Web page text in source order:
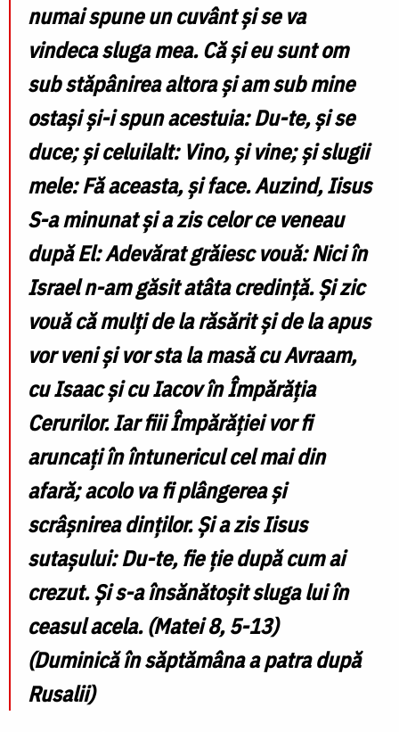
numai spune un cuvânt și se va
vindeca sluga mea. Că și eu sunt om
sub stăpânirea altora și am sub mine
ostași și-i spun acestuia: Du-te, și se
duce; și celuilalt: Vino, și vine; și slugii
mele: Fă aceasta, și face. Auzind, Iisus
S-a minunat și a zis celor ce veneau
după El: Adevărat grăiesc vouă: Nici în
Israel n-am găsit atâta credință. Și zic
vouă că mulți de la răsărit și de la apus
vor veni și vor sta la masă cu Avraam,
cu Isaac și cu Iacov în Împărăția
Cerurilor. Iar fiii Împărăției vor fi
aruncați în întunericul cel mai din
afară; acolo va fi plângerea și
scrâșnirea dinților. Și a zis Iisus
sutașului: Du-te, fie ție după cum ai
crezut. Și s-a însănătoșit sluga lui în
ceasul acela. (Matei 8, 5-13)
(Duminică în săptămâna a patra după
Rusalii)